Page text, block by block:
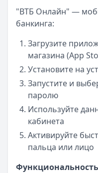
"ВТБ Онлайн" —
банкинга:
Загрузите
магазина (App
Установите на
Запустите и
паролю
Используйте
кабинета
Активируйте
пальца или лицо